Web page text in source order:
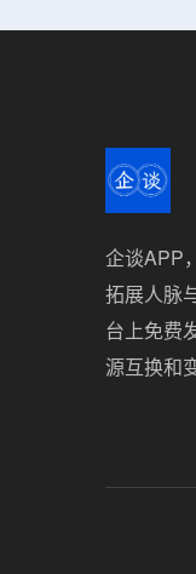
企谈APP
拓展人脉
台上免费
源互换和